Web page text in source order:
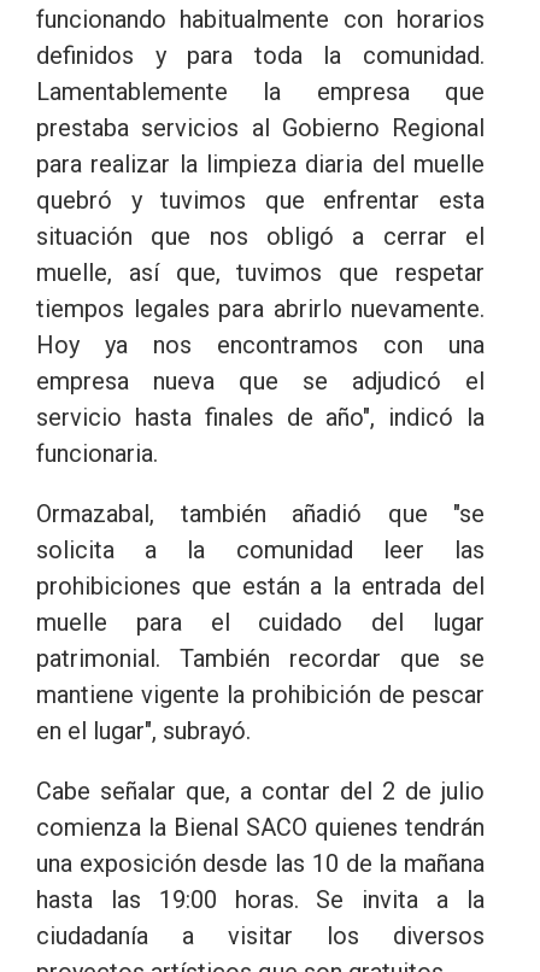
funcionando habitualmente con horarios
definidos y para toda la comunidad.
Lamentablemente la empresa que
prestaba servicios al Gobierno Regional
para realizar la limpieza diaria del muelle
quebró y tuvimos que enfrentar esta
situación que nos obligó a cerrar el
muelle, así que, tuvimos que respetar
tiempos legales para abrirlo nuevamente.
Hoy ya nos encontramos con una
empresa nueva que se adjudicó el
servicio hasta finales de año", indicó la
funcionaria.
Ormazabal, también añadió que "se
solicita a la comunidad leer las
prohibiciones que están a la entrada del
muelle para el cuidado del lugar
patrimonial. También recordar que se
mantiene vigente la prohibición de pescar
en el lugar", subrayó.
Cabe señalar que, a contar del 2 de julio
comienza la Bienal SACO quienes tendrán
una exposición desde las 10 de la mañana
hasta las 19:00 horas. Se invita a la
ciudadanía a visitar los diversos